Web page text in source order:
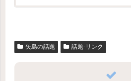
矢島の話題 話題-リンク